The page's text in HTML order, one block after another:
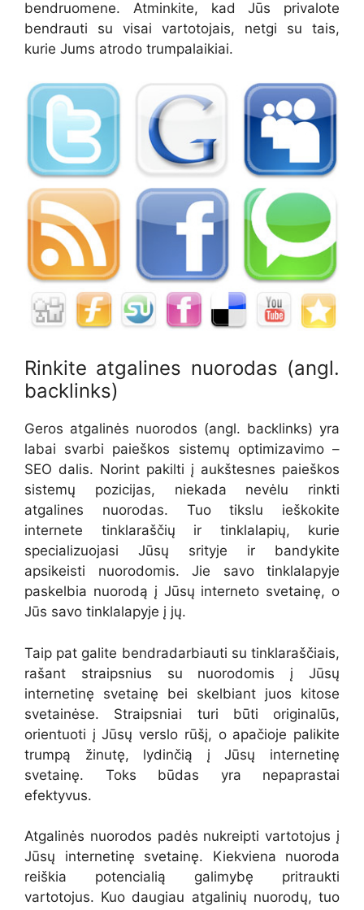
bendruomene. Atminkite, kad Jūs privalote
bendrauti su visai vartotojais, netgi su tais,
kurie Jums atrodo trumpalaikiai.
Rinkite atgalines nuorodas (angl.
backlinks)
Geros atgalinės nuorodos (angl. backlinks) yra
labai svarbi paieškos sistemų optimizavimo –
SEO dalis. Norint pakilti į aukštesnes paieškos
sistemų pozicijas, niekada nevėlu rinkti
atgalines nuorodas. Tuo tikslu ieškokite
internete tinklaraščių ir tinklalapių, kurie
specializuojasi Jūsų srityje ir bandykite
apsikeisti nuorodomis. Jie savo tinklalapyje
paskelbia nuorodą į Jūsų interneto svetainę, o
Jūs savo tinklalapyje į jų.
Taip pat galite bendradarbiauti su tinklaraščiais,
rašant straipsnius su nuorodomis į Jūsų
internetinę svetainę bei skelbiant juos kitose
svetainėse. Straipsniai turi būti originalūs,
orientuoti į Jūsų verslo rūšį, o apačioje palikite
trumpą žinutę, lydinčią į Jūsų internetinę
svetainę. Toks būdas yra nepaprastai
efektyvus.
Atgalinės nuorodos padės nukreipti vartotojus į
Jūsų internetinę svetainę. Kiekviena nuoroda
reiškia potencialią galimybę pritraukti
vartotojus. Kuo daugiau atgalinių nuorodų, tuo